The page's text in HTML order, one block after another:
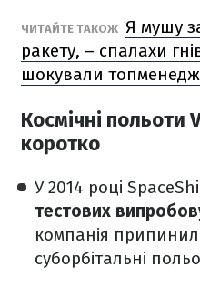
ЧИТАЙТЕ ТАКОЖ Я мушу
ракету, – спалахи
шокували
Космічні польоти
коротко
У 2014 році
тестових
компанія
суборбітальні